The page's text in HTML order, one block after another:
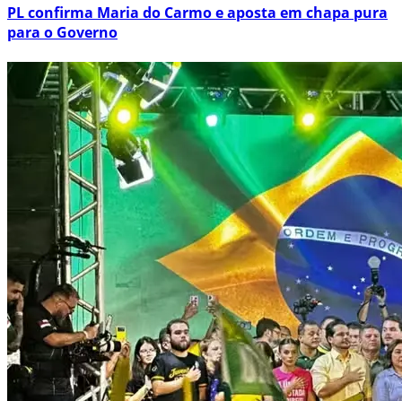
PL confirma Maria do Carmo e aposta em chapa pura
para o Governo